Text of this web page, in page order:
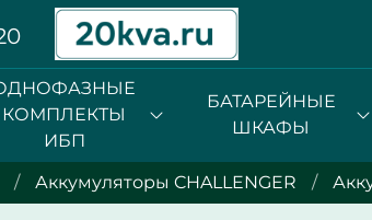
КОМПЛЕКТЫ
ИБП
БАТАРЕЙНЫЕ
ШКАФЫ
Аккумуляторы CHALLENGER